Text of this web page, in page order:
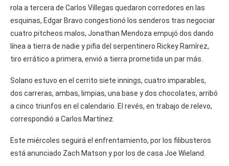
rola a tercera de Carlos Villegas quedaron corredores en las
esquinas, Edgar Bravo congestionó los senderos tras negociar
cuatro pitcheos malos, Jonathan Mendoza empujó dos dando
línea a tierra de nadie y pifia del serpentinero Rickey Ramírez,
tiro errático a primera, envió a tierra prometida un par más.
Solano estuvo en el cerrito siete innings, cuatro imparables,
dos carreras, ambas, limpias, una base y dos chocolates, arribó
a cinco triunfos en el calendario. El revés, en trabajo de relevo,
correspondió a Carlos Martínez.
Este miércoles seguirá el enfrentamiento, por los filibusteros
está anunciado Zach Matson y por los de casa Joe Wieland.